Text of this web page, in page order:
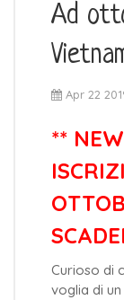
Ad
Apr 22
**
Curioso di
voglia di